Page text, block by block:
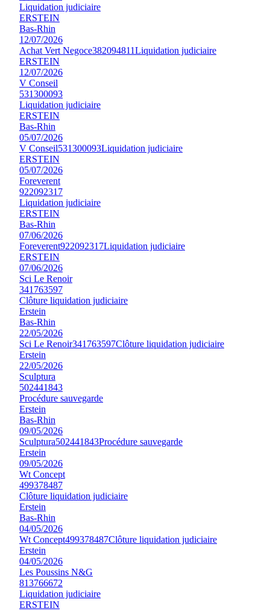
Liquidation judiciaire
ERSTEIN
Bas-Rhin
12/07/2026
Achat Vert Negoce382094811Liquidation judiciaire
ERSTEIN
12/07/2026
V Conseil
531300093
Liquidation judiciaire
ERSTEIN
Bas-Rhin
05/07/2026
V Conseil531300093Liquidation judiciaire
ERSTEIN
05/07/2026
Foreverent
922092317
Liquidation judiciaire
ERSTEIN
Bas-Rhin
07/06/2026
Foreverent922092317Liquidation judiciaire
ERSTEIN
07/06/2026
Sci Le Renoir
341763597
Clôture liquidation judiciaire
Erstein
Bas-Rhin
22/05/2026
Sci Le Renoir341763597Clôture liquidation judiciaire
Erstein
22/05/2026
Sculptura
502441843
Procédure sauvegarde
Erstein
Bas-Rhin
09/05/2026
Sculptura502441843Procédure sauvegarde
Erstein
09/05/2026
Wt Concept
499378487
Clôture liquidation judiciaire
Erstein
Bas-Rhin
04/05/2026
Wt Concept499378487Clôture liquidation judiciaire
Erstein
04/05/2026
Les Poussins N&G
813766672
Liquidation judiciaire
ERSTEIN